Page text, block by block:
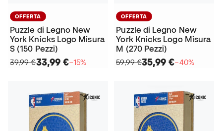
OFFERTA
Puzzle di Legno New
York Knicks Logo Misura
S (150 Pezzi)
39,99 €33,99 €−15%
OFFERTA
Puzzle di Legno New
York Knicks Logo Misura
M (270 Pezzi)
59,99 €35,99 €−40%